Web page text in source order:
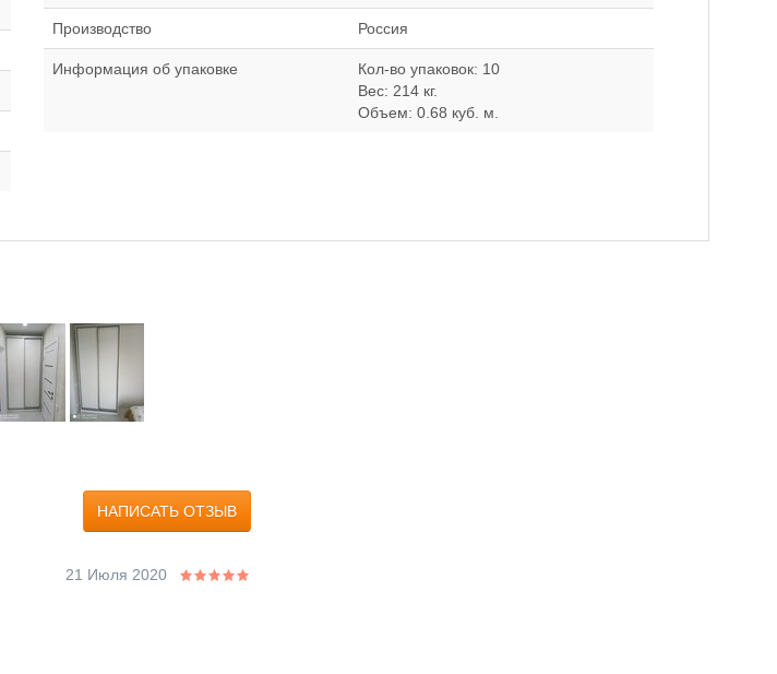
Производство Россия
Информация об упаковке
Кол-во упаковок: 10
Вес: 214 кг.
Объем: 0.68 куб. м.
НАПИСАТЬ ОТЗЫВ
21 Июля 2020